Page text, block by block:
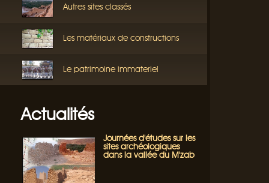
Autres sites classés
Les matériaux de constructions
Le patrimoine immateriel
Actualités
Journées d'études sur les
sites archéologiques
dans la vallée du M'zab